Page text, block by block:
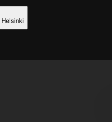
Helsinki